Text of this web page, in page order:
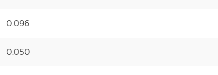
0.096
0.050